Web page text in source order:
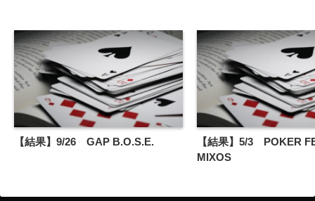
【結果】9/26 GAP B.O.S.E.
【結果】5/3 POKER
MIXOS